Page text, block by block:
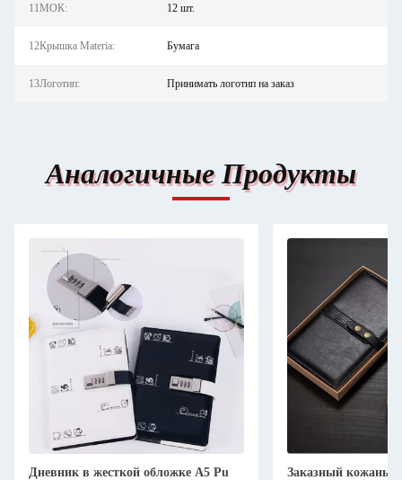
11МОК: 12 шт.
12Крышка Materia: Бумага
13Логотип: Принимать логотип на заказ
Аналогичные Продукты
Дневник в жесткой обложке A5 Pu
Заказный кожаный